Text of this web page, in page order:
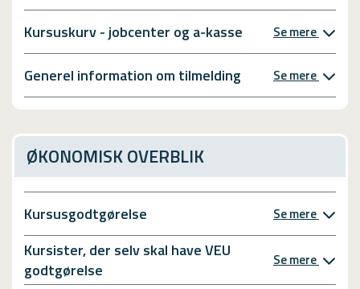
Kursuskurv - jobcenter og a-kasse Se mere
Generel information om tilmelding Se mere
ØKONOMISK OVERBLIK
Kursusgodtgørelse Se mere
Kursister, der selv skal have VEU
godtgørelse
Se mere